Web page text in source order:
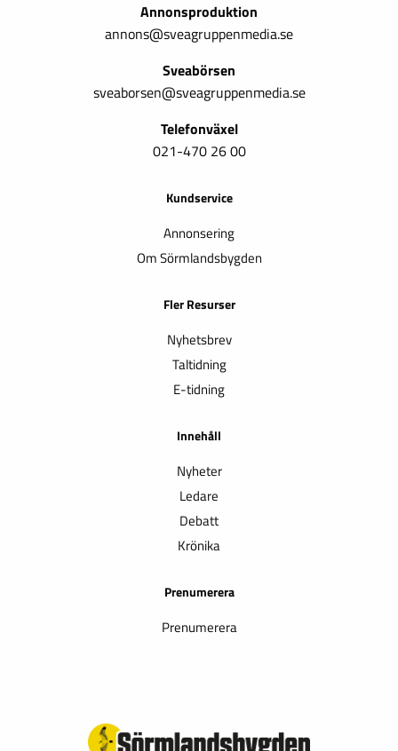
Annonsproduktion
annons@sveagruppenmedia.se
Sveabörsen
sveaborsen@sveagruppenmedia.se
Telefonväxel
021-470 26 00
Kundservice
Annonsering
Om Sörmlandsbygden
Fler Resurser
Nyhetsbrev
Taltidning
E-tidning
Innehåll
Nyheter
Ledare
Debatt
Krönika
Prenumerera
Prenumerera